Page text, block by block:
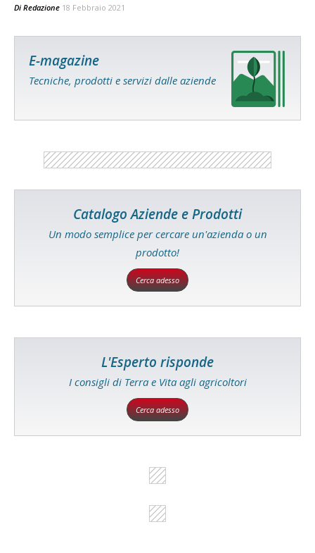
Di Redazione 18 Febbraio 2021
E-magazine
Tecniche, prodotti e servizi dalle aziende
Catalogo Aziende e Prodotti
Un modo semplice per cercare un'azienda o un
prodotto!
Cerca adesso
L'Esperto risponde
I consigli di Terra e Vita agli agricoltori
Cerca adesso